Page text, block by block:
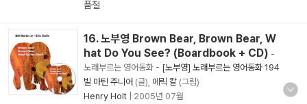
품절
16. 노부영 Brown Bear, Brown Bear, W
hat Do You See? (Boardbook + CD) -
노래부르는 영어동화 - [노부영] 노래부르는 영어동화 194
빌 마틴 주니어 (글), 에릭 칼 (그림)
Henry Holt
2005년 07월